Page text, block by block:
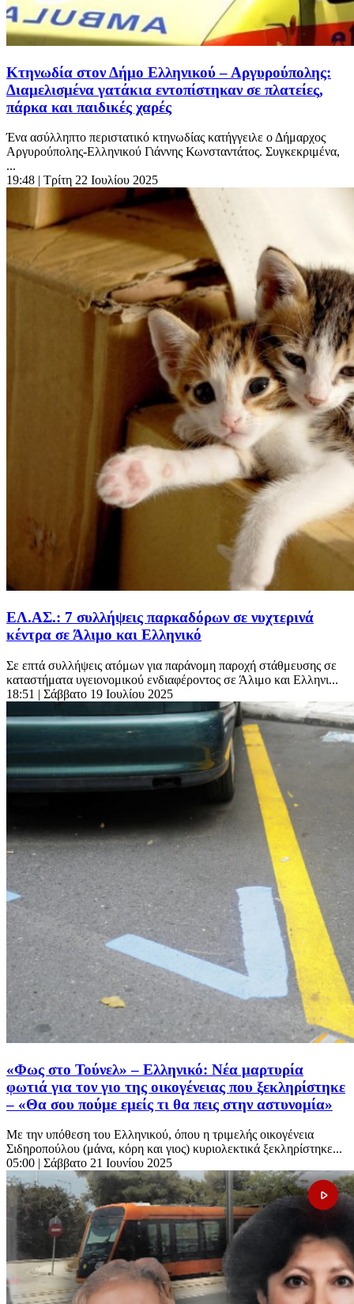
Κτηνωδία στον Δήμο Ελληνικού – Αργυρούπολης:
Διαμελισμένα γατάκια εντοπίστηκαν σε πλατείες,
πάρκα και παιδικές χαρές
Ένα ασύλληπτο περιστατικό κτηνωδίας κατήγγειλε ο Δήμαρχος
Αργυρούπολης-Ελληνικού Γιάννης Κωνσταντάτος. Συγκεκριμένα,
...
19:48 | Τρίτη 22 Ιουλίου 2025
ΕΛ.ΑΣ.: 7 συλλήψεις παρκαδόρων σε νυχτερινά
κέντρα σε Άλιμο και Ελληνικό
Σε επτά συλλήψεις ατόμων για παράνομη παροχή στάθμευσης σε
καταστήματα υγειονομικού ενδιαφέροντος σε Άλιμο και Ελληνι...
18:51 | Σάββατο 19 Ιουλίου 2025
«Φως στο Τούνελ» – Ελληνικό: Νέα μαρτυρία
φωτιά για τον γιο της οικογένειας που ξεκληρίστηκε
– «Θα σου πούμε εμείς τι θα πεις στην αστυνομία»
Με την υπόθεση του Ελληνικού, όπου η τριμελής οικογένεια
Σιδηροπούλου (μάνα, κόρη και γιος) κυριολεκτικά ξεκληρίστηκε...
05:00 | Σάββατο 21 Ιουνίου 2025